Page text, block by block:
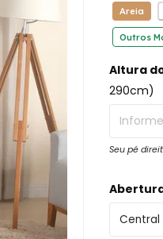
Areia
Outros
Altura
290cm)
Seu pé